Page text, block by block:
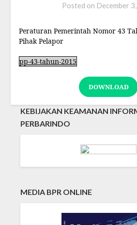
Posted on December
Peraturan Pemerintah Nomor 43
Pihak Pelapor
pp-43-tahun-2015
DOWNLOAD
KEBIJAKAN KEAMANAN
PERBARINDO
MEDIA BPR ONLINE